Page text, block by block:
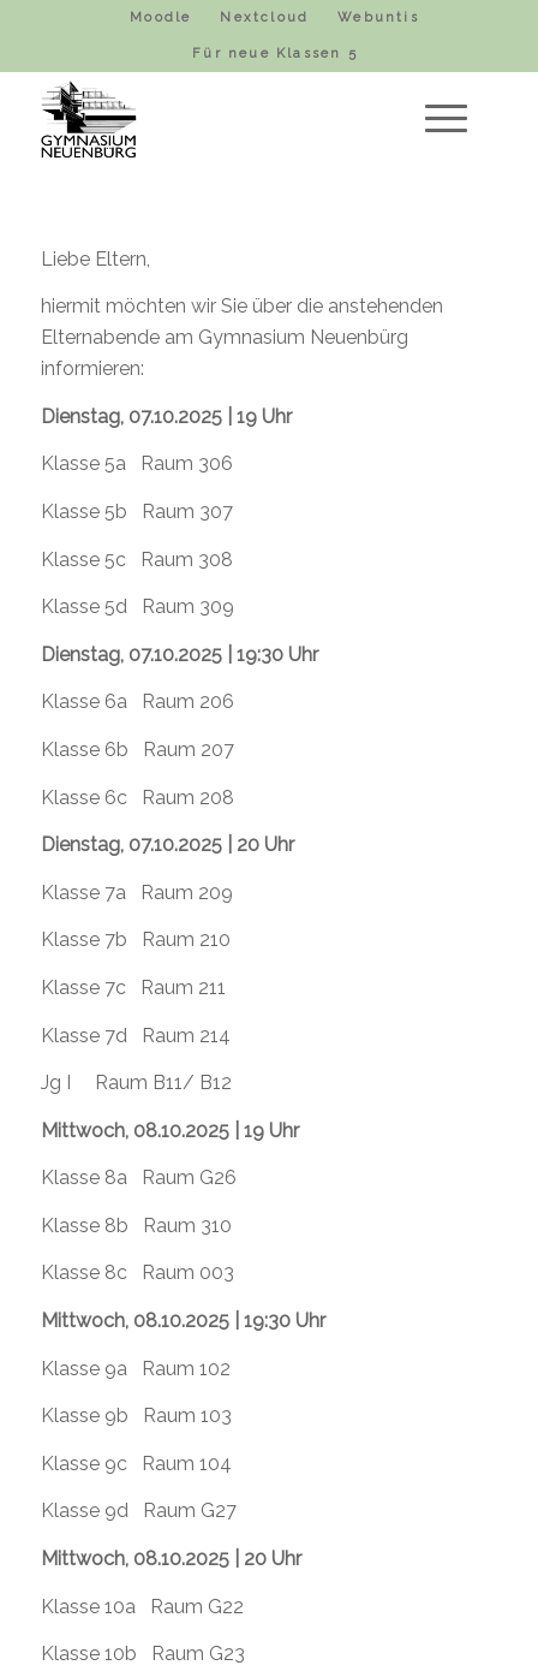
Moodle Nextcloud Webuntis
Für neue Klassen 5
Liebe Eltern,
hiermit möchten wir Sie über die anstehenden
Elternabende am Gymnasium Neuenbürg
informieren:
Dienstag, 07.10.2025 | 19 Uhr
Klasse 5a Raum 306
Klasse 5b Raum 307
Klasse 5c Raum 308
Klasse 5d Raum 309
Dienstag, 07.10.2025 | 19:30 Uhr
Klasse 6a Raum 206
Klasse 6b Raum 207
Klasse 6c Raum 208
Dienstag, 07.10.2025 | 20 Uhr
Klasse 7a Raum 209
Klasse 7b Raum 210
Klasse 7c Raum 211
Klasse 7d Raum 214
Jg I Raum B11/ B12
Mittwoch, 08.10.2025 | 19 Uhr
Klasse 8a Raum G26
Klasse 8b Raum 310
Klasse 8c Raum 003
Mittwoch, 08.10.2025 | 19:30 Uhr
Klasse 9a Raum 102
Klasse 9b Raum 103
Klasse 9c Raum 104
Klasse 9d Raum G27
Mittwoch, 08.10.2025 | 20 Uhr
Klasse 10a Raum G22
Klasse 10b Raum G23